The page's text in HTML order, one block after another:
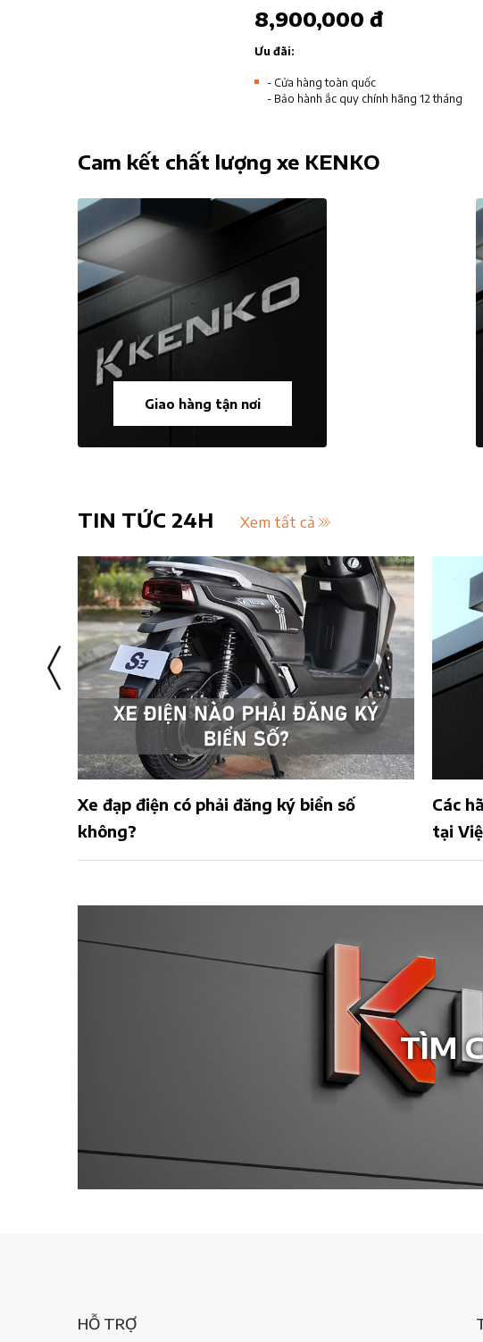
8,900,000 đ
Ưu đãi:
- Cửa hàng toàn quốc
- Bảo hành ắc quy chính hãng 12 tháng
Cam kết chất lượng xe KENKO
Giao hàng tận nơi
TIN TỨC 24H Xem tất cả
Các hãng xe đạp điện chính hãng và uy tín
TÌM
HỖ TRỢ